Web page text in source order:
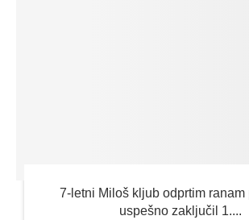
7-letni Miloš kljub odprtim ranam
uspešno zaključil 1....